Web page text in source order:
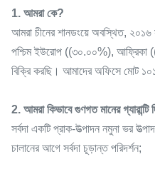
1. আমরা কে?
আমরা চীনের শানডংয়ে অবস্থিত,
পশ্চিম ইউরোপ ((৩০.০০%), আফ্রিকা
বিক্রি করছি। আমাদের অফিসে মোট
2. আমরা কিভাবে গুণগত মানের গ্যারান্টি
সর্বদা একটি প্রাক-উত্পাদন নমুনা ভর
চালানের আগে সর্বদা চূড়ান্ত পরিদর্শন;